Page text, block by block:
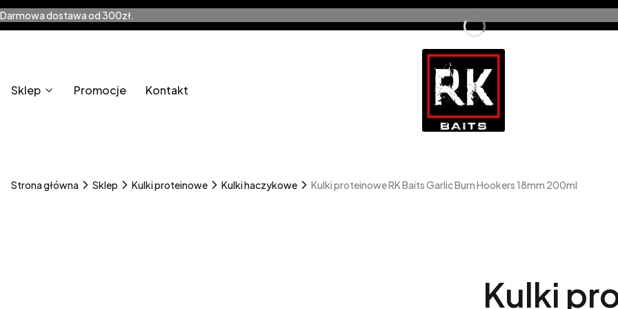
Darmowa dostawa od 300zł.
Sklep Promocje Kontakt
Strona główna Sklep Kulki proteinowe Kulki haczykowe Kulki proteinowe RK Baits Garlic Burn Hookers 18mm 200ml
Kulki